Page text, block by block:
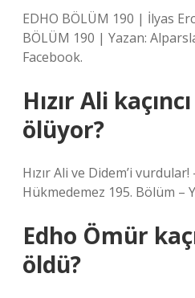
EDHO BÖLÜM 190 | İlyas
BÖLÜM 190 | Yazan:
Facebook.
Hızır Ali
ölüyor?
Hızır Ali ve Didem’i
Hükmedemez 195. Bölüm –
Edho Ömür
öldü?